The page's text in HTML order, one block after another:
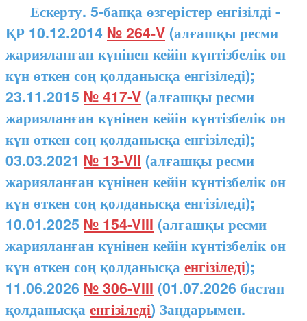
Ескерту. 5-бапқа өзгерістер енгізілді -
ҚР 10.12.2014 № 264-V (алғашқы ресми
жарияланған күнінен кейін күнтізбелік он
күн өткен соң қолданысқа енгізіледі);
23.11.2015 № 417-V (алғашқы ресми
жарияланған күнінен кейін күнтізбелік он
күн өткен соң қолданысқа енгізіледі);
03.03.2021 № 13-VII (алғашқы ресми
жарияланған күнінен кейін күнтізбелік он
күн өткен соң қолданысқа енгізіледі);
10.01.2025 № 154-VIII (алғашқы ресми
жарияланған күнінен кейін күнтізбелік он
күн өткен соң қолданысқа енгізіледі);
11.06.2026 № 306-VIII (01.07.2026 бастап
қолданысқа енгізіледі) Заңдарымен.